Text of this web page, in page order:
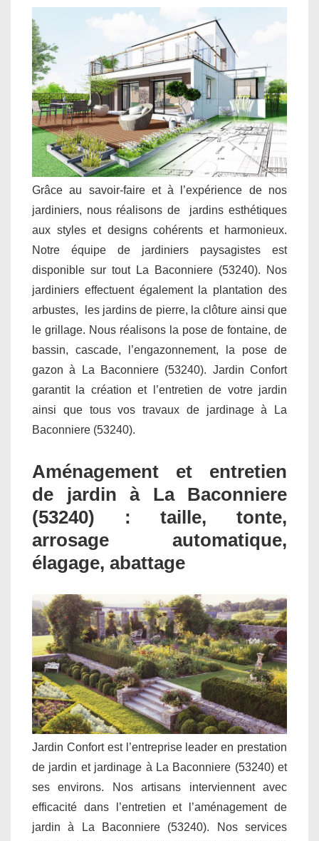
Grâce au savoir-faire et à l’expérience de nos
jardiniers, nous réalisons de jardins esthétiques
aux styles et designs cohérents et harmonieux.
Notre équipe de jardiniers paysagistes est
disponible sur tout La Baconniere (53240). Nos
jardiniers effectuent également la plantation des
arbustes, les jardins de pierre, la clôture ainsi que
le grillage. Nous réalisons la pose de fontaine, de
bassin, cascade, l’engazonnement, la pose de
gazon à La Baconniere (53240). Jardin Confort
garantit la création et l’entretien de votre jardin
ainsi que tous vos travaux de jardinage à La
Baconniere (53240).
Aménagement et entretien
de jardin à La Baconniere
(53240) : taille, tonte,
arrosage automatique,
élagage, abattage
Jardin Confort est l’entreprise leader en prestation
de jardin et jardinage à La Baconniere (53240) et
ses environs. Nos artisans interviennent avec
efficacité dans l’entretien et l’aménagement de
jardin à La Baconniere (53240). Nos services